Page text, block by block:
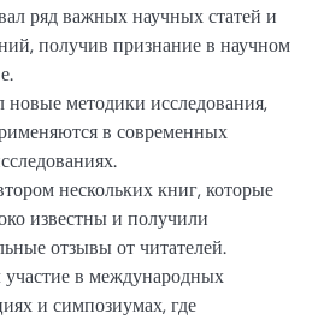
ряд важных научных статей и
получив признание в научном
новые методики исследования,
в современных
нескольких книг, которые
известны и получили
отзывы от читателей.
в международных
и симпозиумах, где